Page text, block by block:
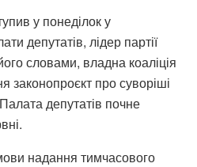
у понеділок у
депутатів, лідер партії
словами, владна коаліція
законопроєкт про суворіші
депутатів почне
надання тимчасового